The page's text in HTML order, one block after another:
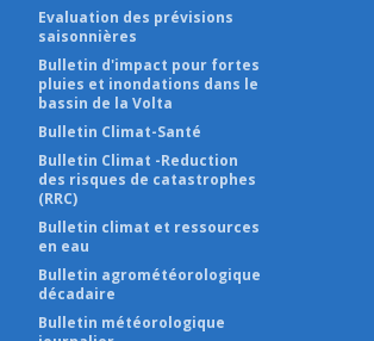
Evaluation des prévisions
saisonnières
Bulletin d'impact pour fortes
pluies et inondations dans le
bassin de la Volta
Bulletin Climat-Santé
Bulletin Climat -Reduction
des risques de catastrophes
(RRC)
Bulletin climat et ressources
en eau
Bulletin agrométéorologique
décadaire
Bulletin météorologique